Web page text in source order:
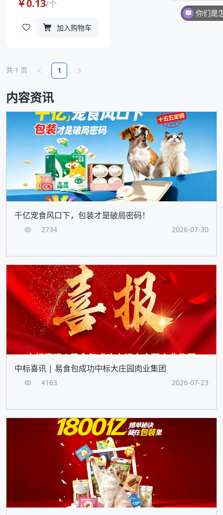
/个
加入购物车
共 1 页 1
内容资讯
千亿宠食风口下，包装才是破局密码！
2734 2026-07-30
中标喜讯 | 易食包成功中标大庄园肉业集团
4163 2026-07-23
你们是